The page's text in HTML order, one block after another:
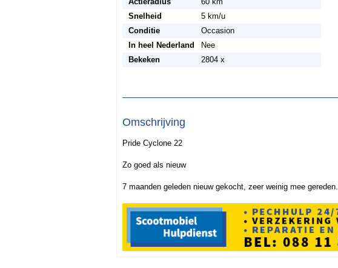
Snelheid
5 km/u
Conditie
Occasion
In heel Nederland
Nee
Bekeken
2804 x
Omschrijving
Pride Cyclone 22
Zo goed als nieuw
7 maanden geleden nieuw gekocht, zeer weinig mee gereden.